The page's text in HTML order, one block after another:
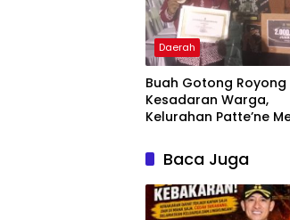
Daerah
Buah Gotong Royong
Kesadaran Warga,
Kelurahan Patte’ne
Baca Juga